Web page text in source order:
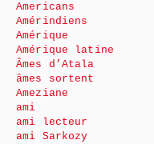
Americans
Amérindiens
Amérique
Amérique latine
Âmes d’Atala
âmes sortent
Ameziane
ami
ami lecteur
ami Sarkozy